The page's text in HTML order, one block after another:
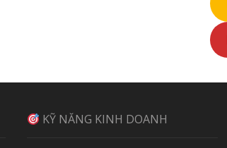
KỸ NĂNG KINH DOANH